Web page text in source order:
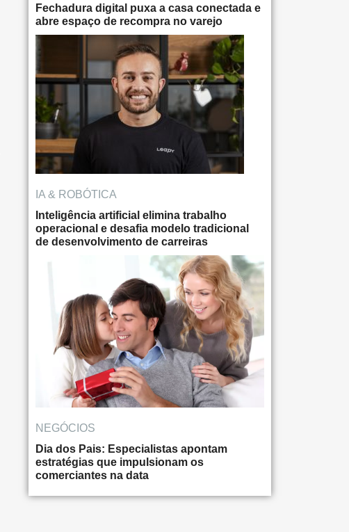
Fechadura digital puxa a casa conectada e
abre espaço de recompra no varejo
IA & ROBÓTICA
Inteligência artificial elimina trabalho
operacional e desafia modelo tradicional
de desenvolvimento de carreiras
NEGÓCIOS
Dia dos Pais: Especialistas apontam
estratégias que impulsionam os
comerciantes na data